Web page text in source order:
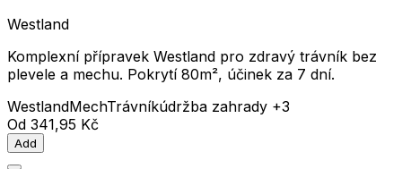
Westland
Komplexní přípravek Westland pro zdravý trávník bez
plevele a mechu. Pokrytí 80m², účinek za 7 dní.
WestlandMechTrávníkúdržba zahrady +3
Od 341,95 Kč
Add